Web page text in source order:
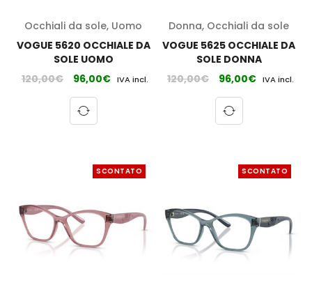
Occhiali da sole, Uomo
VOGUE 5620 OCCHIALE DA
SOLE UOMO
120,00€ 96,00€ IVA incl.
Donna, Occhiali da sole
VOGUE 5625 OCCHIALE DA
SOLE DONNA
120,00€ 96,00€ IVA incl.
SCONTATO SCONTATO